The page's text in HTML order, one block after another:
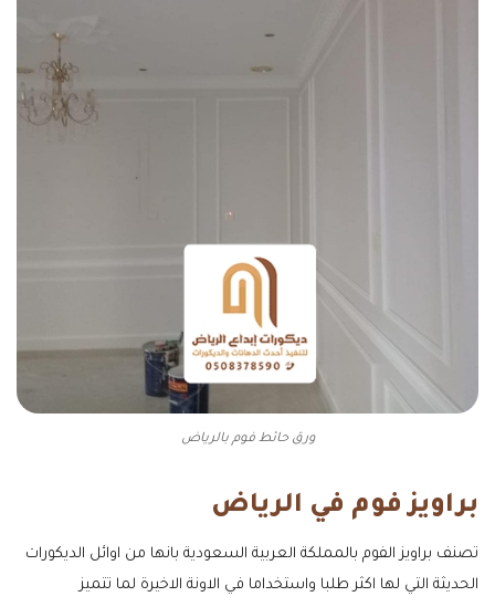
ورق حائط فوم بالرياض
براويز فوم في الرياض
تصنف براويز الفوم بالمملكة العربية السعودية بانها من اوائل الديكورات
الحديثة التي لها اكثر طلبا واستخداما في الاونة الاخيرة لما تتميز